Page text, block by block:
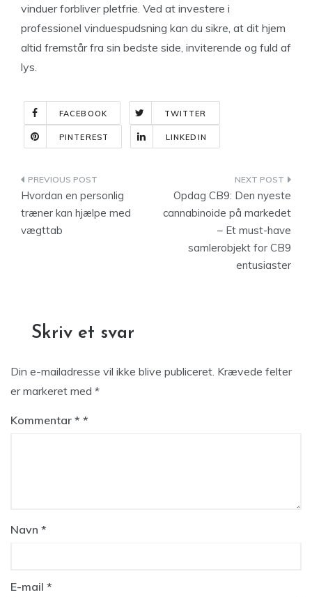
vinduer forbliver pletfrie. Ved at investere i
professionel vinduespudsning kan du sikre, at dit hjem
altid fremstår fra sin bedste side, inviterende og fuld af
lys.
FACEBOOK TWITTER
PINTEREST LINKEDIN
Indlægsnavigation
Hvordan en personlig
træner kan hjælpe med
vægttab
Opdag CB9: Den nyeste
cannabinoide på markedet
– Et must-have
samlerobjekt for CB9
entusiaster
Skriv et svar
Din e-mailadresse vil ikke blive publiceret. Krævede felter
er markeret med *
Kommentar *
Navn *
E-mail *